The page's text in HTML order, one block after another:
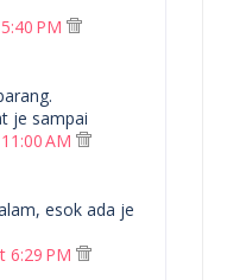
PM
je sampai
AM
esok ada je
6:29 PM